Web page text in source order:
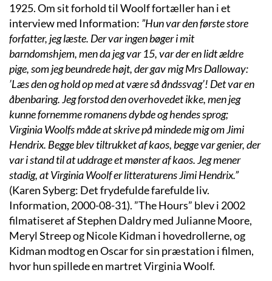
1925. Om sit forhold til Woolf fortæller han i et
interview med Information: ”Hun var den første store
forfatter, jeg læste. Der var ingen bøger i mit
barndomshjem, men da jeg var 15, var der en lidt ældre
pige, som jeg beundrede højt, der gav mig Mrs Dalloway:
’Læs den og hold op med at være så åndssvag’! Det var en
åbenbaring. Jeg forstod den overhovedet ikke, men jeg
kunne fornemme romanens dybde og hendes sprog;
Virginia Woolfs måde at skrive på mindede mig om Jimi
Hendrix. Begge blev tiltrukket af kaos, begge var genier, der
var i stand til at uddrage et mønster af kaos. Jeg mener
stadig, at Virginia Woolf er litteraturens Jimi Hendrix.”
(Karen Syberg: Det frydefulde farefulde liv.
Information, 2000-08-31). ”The Hours” blev i 2002
filmatiseret af Stephen Daldry med Julianne Moore,
Meryl Streep og Nicole Kidman i hovedrollerne, og
Kidman modtog en Oscar for sin præstation i filmen,
hvor hun spillede en martret Virginia Woolf.